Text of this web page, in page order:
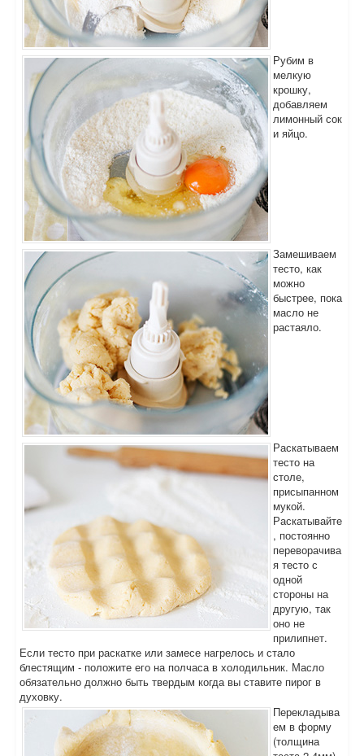
Рубим в
мелкую
крошку,
добавляем
лимонный сок
и яйцо.
Замешиваем
тесто, как
можно
быстрее, пока
масло не
растаяло.
Раскатываем
тесто на
столе,
присыпанном
мукой.
Раскатывайте
, постоянно
переворачива
я тесто с
одной
стороны на
другую, так
оно не
прилипнет.
Если тесто при раскатке или замесе нагрелось и стало
блестящим - положите его на полчаса в холодильник. Масло
обязательно должно быть твердым когда вы ставите пирог в
духовку.
Перекладыва
ем в форму
(толщина